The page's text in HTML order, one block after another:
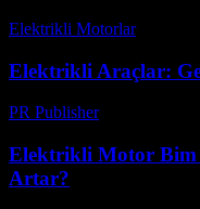
Elektrikli Motorlar-
Elektrikli Araçlar:
PR Publisher-
Elektrikli Motor Bim
Artar?